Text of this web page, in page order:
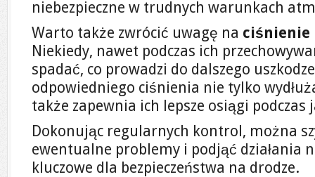
niebezpieczne w trudnych warunkach
Warto także zwrócić uwagę na ciśnienie
Niekiedy, nawet podczas ich
spadać, co prowadzi do dalszego
odpowiedniego ciśnienia nie tylko
także zapewnia ich lepsze osiągi podczas
Dokonując regularnych kontrol, można
ewentualne problemy i podjąć działania
kluczowe dla bezpieczeństwa na drodze.